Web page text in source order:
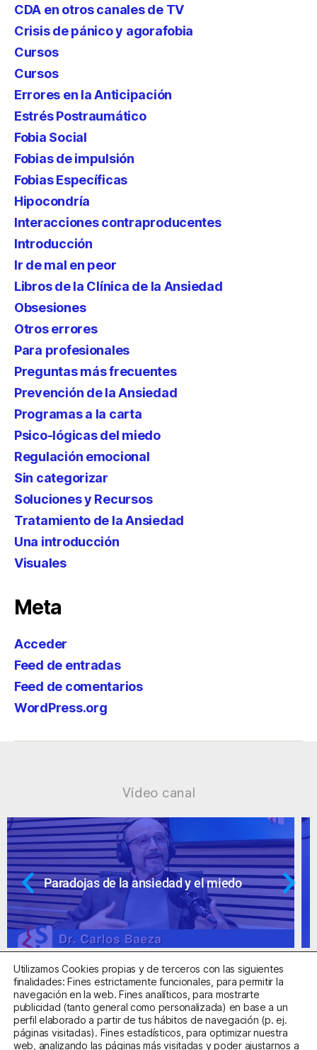
CDA en otros canales de TV
Crisis de pánico y agorafobia
Cursos
Cursos
Errores en la Anticipación
Estrés Postraumático
Fobia Social
Fobias de impulsión
Fobias Específicas
Hipocondría
Interacciones contraproducentes
Introducción
Ir de mal en peor
Libros de la Clínica de la Ansiedad
Obsesiones
Otros errores
Para profesionales
Preguntas más frecuentes
Prevención de la Ansiedad
Programas a la carta
Psico-lógicas del miedo
Regulación emocional
Sin categorizar
Soluciones y Recursos
Tratamiento de la Ansiedad
Una introducción
Visuales
Meta
Acceder
Feed de entradas
Feed de comentarios
WordPress.org
Vídeo canal
Ansiedad: supuestos cuestionables
Centro Sanitario Autorizado con el código E08737002
Utilizamos Cookies propias y de terceros con las siguientes
finalidades: Fines estrictamente funcionales, para permitir la
navegación en la web. Fines analíticos, para mostrarte
publicidad (tanto general como personalizada) en base a un
perfil elaborado a partir de tus hábitos de navegación (p. ej.
páginas visitadas). Fines estadísticos, para optimizar nuestra
web, analizando las páginas más visitadas y poder ajustarnos a